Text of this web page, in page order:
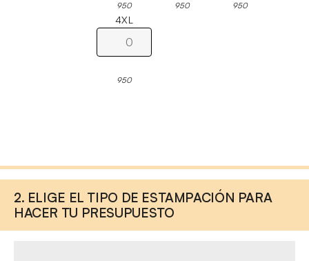
950 950 950
4XL
950
2. ELIGE EL TIPO DE ESTAMPACIÓN PARA
HACER TU PRESUPUESTO